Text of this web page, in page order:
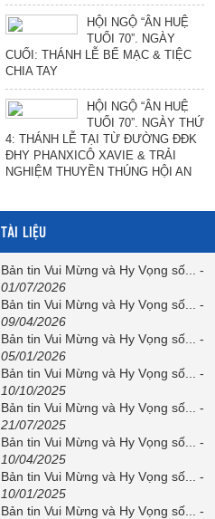
HỘI NGỘ “ÂN HUỆ
TUỔI 70”. NGÀY
CUỐI: THÁNH LỄ BẾ MẠC & TIỆC
CHIA TAY
HỘI NGỘ “ÂN HUỆ
TUỔI 70”. NGÀY THỨ
4: THÁNH LỄ TẠI TỪ ĐƯỜNG ĐĐK
ĐHY PHANXICÔ XAVIE & TRẢI
NGHIỆM THUYỀN THÚNG HỘI AN
TÀI LIỆU
Bản tin Vui Mừng và Hy Vọng số...
-
01/07/2026
Bản tin Vui Mừng và Hy Vọng số...
-
09/04/2026
Bản tin Vui Mừng và Hy Vọng số...
-
05/01/2026
Bản tin Vui Mừng và Hy Vọng số...
-
10/10/2025
Bản tin Vui Mừng và Hy Vọng số...
-
21/07/2025
Bản tin Vui Mừng và Hy Vọng số...
-
10/04/2025
Bản tin Vui Mừng và Hy Vọng số...
-
10/01/2025
Bản tin Vui Mừng và Hy Vọng số...
-